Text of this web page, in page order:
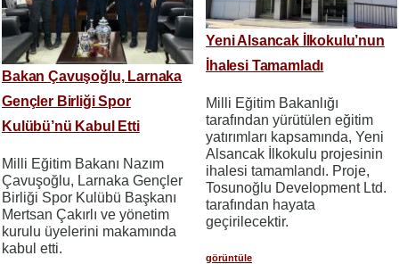
Bakan Çavuşoğlu, Larnaka
Gençler Birliği Spor
Kulübü’nü Kabul Etti
Milli Eğitim Bakanı Nazım
Çavuşoğlu, Larnaka Gençler
Birliği Spor Kulübü Başkanı
Mertsan Çakırlı ve yönetim
kurulu üyelerini makamında
kabul etti.
Yeni Alsancak İlkokulu’nun
İhalesi Tamamladı
Milli Eğitim Bakanlığı
tarafından yürütülen eğitim
yatırımları kapsamında, Yeni
Alsancak İlkokulu projesinin
ihalesi tamamlandı. Proje,
Tosunoğlu Development Ltd.
tarafından hayata
geçirilecektir.
görüntüle